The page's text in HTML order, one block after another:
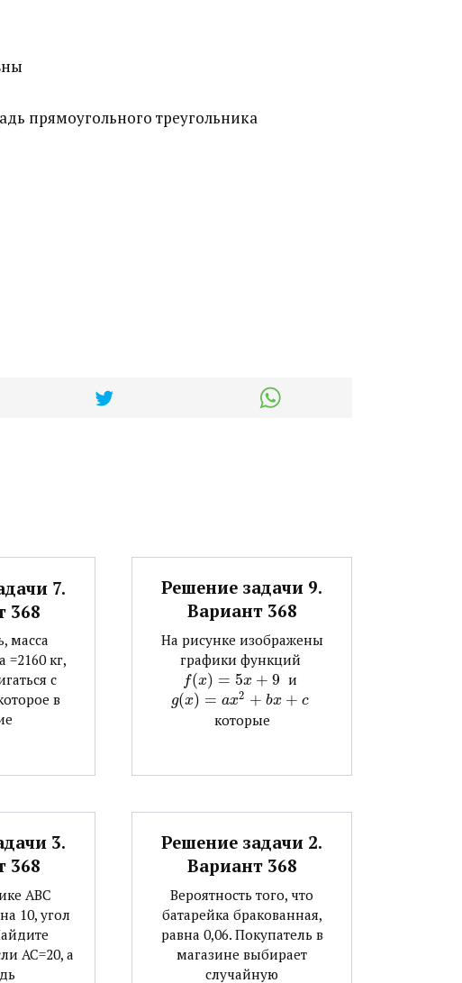
прямоугольного треугольника
7.
368
масса
=2160 кг,
с
в
Решение задачи 9.
Вариант 368
На рисунке изображены
графики функций ​
f(x) = 5x + 9 ​ и ​
g(x) = ax2 + bx + c​
которые
3.
368
АВС
10, угол
АС=20, а
Решение задачи 2.
Вариант 368
Вероятность того, что
батарейка бракованная,
равна 0,06. Покупатель в
магазине выбирает
случайную